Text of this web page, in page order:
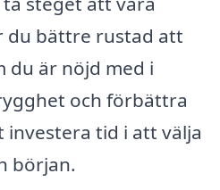
du bättre rustad att
du är nöjd med i
och förbättra
tid i att välja
början.